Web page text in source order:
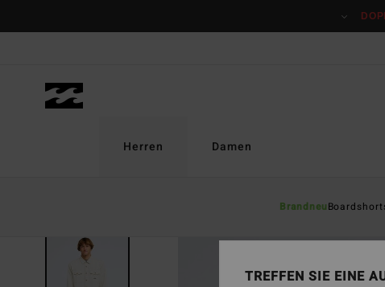
Herren
Brandneu
Damen
TREFFEN SIE EINE